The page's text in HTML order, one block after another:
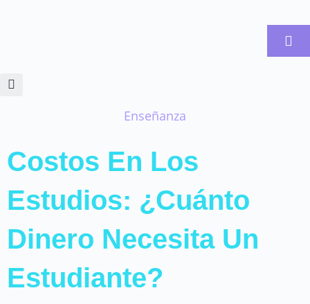
Enseñanza
Costos En Los
Estudios: ¿Cuánto
Dinero Necesita Un
Estudiante?